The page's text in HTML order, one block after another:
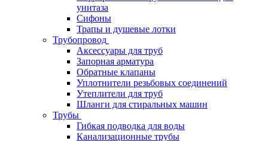
унитаза
Сифоны
Трапы и душевые лотки
Трубопровод
Аксессуары для труб
Запорная арматура
Обратные клапаны
Уплотнители резьбовых соединений
Утеплители для труб
Шланги для стиральных машин
Трубы
Гибкая подводка для воды
Канализационные трубы